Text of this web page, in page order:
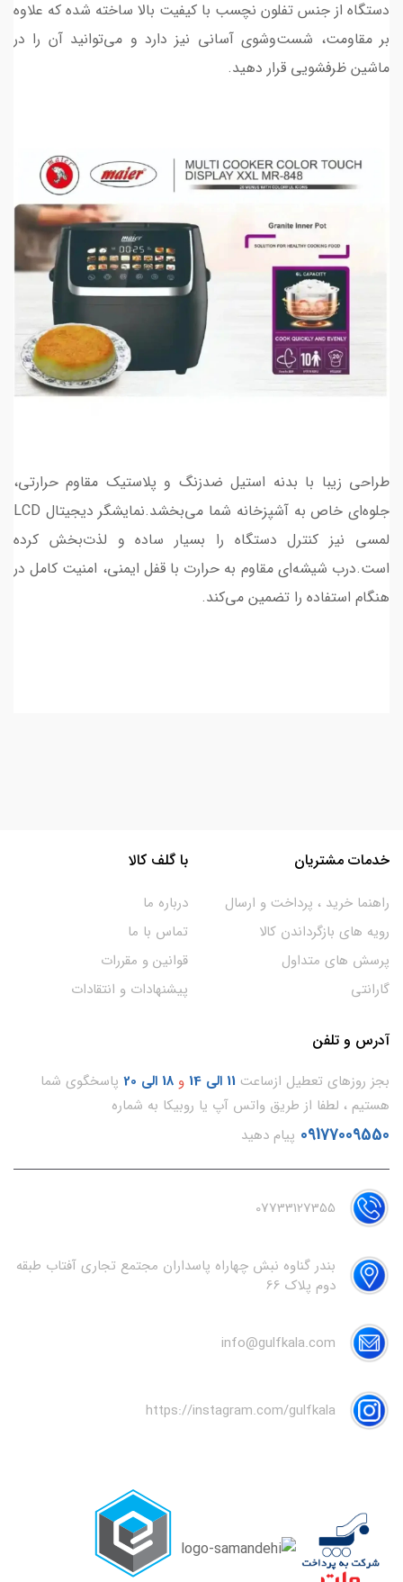
دستگاه از جنس تفلون نچسب با کیفیت بالا ساخته شده که علاوه
بر مقاومت، شست‌وشوی آسانی نیز دارد و می‌توانید آن را در
ماشین ظرفشویی قرار دهید.
طراحی زیبا با بدنه استیل ضدزنگ و پلاستیک مقاوم حرارتی،
جلوه‌ای خاص به آشپزخانه شما می‌بخشد.نمایشگر دیجیتال LCD
لمسی نیز کنترل دستگاه را بسیار ساده و لذت‌بخش کرده
است.درب شیشه‌ای مقاوم به حرارت با قفل ایمنی، امنیت کامل در
هنگام استفاده را تضمین می‌کند.
خدمات مشتریان
راهنما خرید ، پرداخت و ارسال
رویه های بازگرداندن کالا
پرسش های متداول
گارانتی
با گلف کالا
درباره ما
تماس با ما
قوانین و مقررات
پیشنهادات و انتقادات
آدرس و تلفن
بجز روزهای تعطیل ازساعت 11 الی 14 و 18 الی 20
پاسخگوی شما
هستیم ، لطفا از طریق واتس آپ یا روبیکا به شماره
09177009550 پیام دهید
07733127355
بندر گناوه نبش چهاراه پاسداران مجتمع تجاری آفتاب طبقه
دوم پلاک 66
info@gulfkala.com
https://instagram.com/gulfkala